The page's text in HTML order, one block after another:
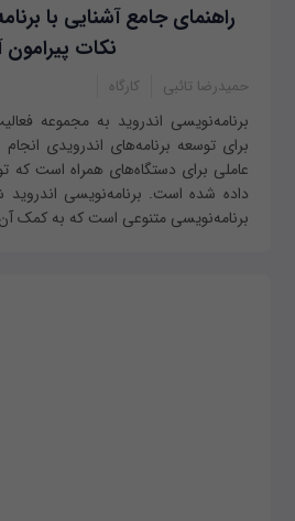
راهنمای جامع آشنایی با
نکات پیرامون
حمیدرضا تائبی کارگاه
برنامه‌نویسی اندروید به مجموعه
برای توسعه برنامه‌های اندرویدی
عاملی برای دستگاه‌های همراه است
داده شده است. برنامه‌نویسی اندروید
برنامه‌نویسی متنوعی است که به کمک